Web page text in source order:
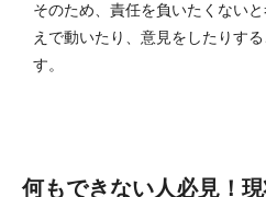
そのため、責任を負いたくない
えで動いたり、意見をしたりす
す。
何もできない人必見！